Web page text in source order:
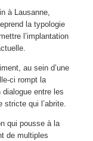
à Lausanne,
la typologie
l’implantation
au sein d’une
ci rompt la
entre les
stricte qui l’abrite.
qui pousse à la
de multiples